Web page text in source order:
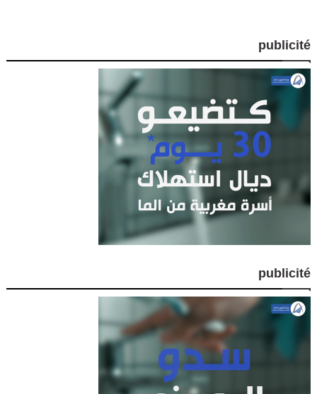
publicité
publicité